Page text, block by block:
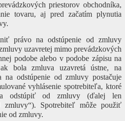
priestorov obchodníka,
tovaru, aj pred začatím plynutia
právo na odstúpenie od zmluvy
uzavretej mimo prevádzkových
podobe alebo v podobe zápisu na
bola zmluva uzavretá ústne, na
na odstúpenie od zmluvy postačuje
vyhlásenie spotrebiteľa, ktoré
odstúpiť od zmluvy (ďalej len
zmluvy“). Spotrebiteľ môže použiť
od zmluvy.